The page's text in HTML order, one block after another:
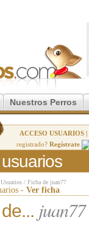
Nuestros Perros
ACCESO USUARIOS |
registrado? Regístrate
Usuarios / Ficha de juan77
- Ver ficha
juan77